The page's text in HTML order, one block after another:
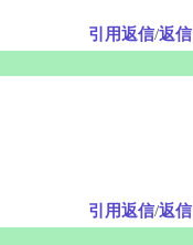
引用返信/返信
引用返信/返信